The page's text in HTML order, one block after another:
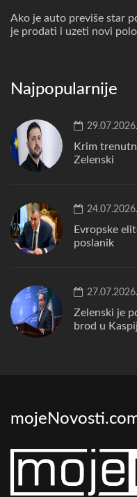
Ako je auto previše star
je prodati i uzeti novi
Najpopularnije
Krim
Zelenski
Evropske
poslanik
Zelenski je
brod u